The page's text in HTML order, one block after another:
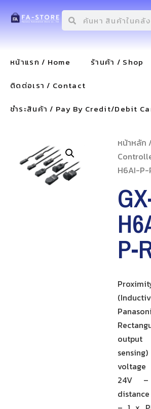
หน้าแรก / Home
ร้านค้า / Shop
ติดต่อเรา / Contact
ชำระสินค้า / Pay By Credit/Debit
หน้าหลัก /
H6AI-P-
P-
24V –